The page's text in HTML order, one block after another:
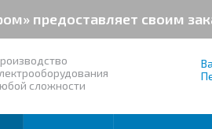
предоставляет своим
сложности